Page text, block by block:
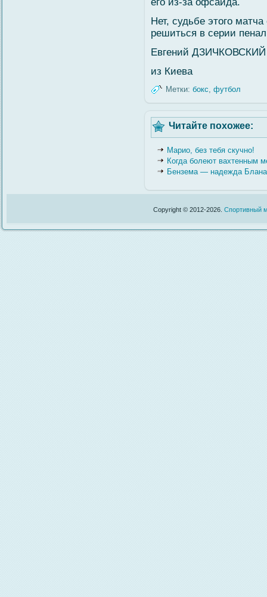
Нет, судьбе этогο
решиться в серии
Евгений ДЗИЧКОВСКИЙ
из Киева
Метки: бокс, футбол
Читайте похожее:
Марио, без тебя скучно!
Когда болеют вахтенным
Бензема — надежда Блана
Copyright © 2012-2026. Спортивный